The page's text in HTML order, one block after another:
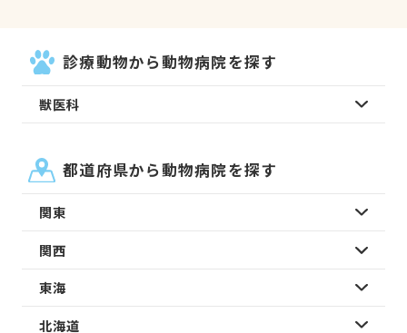
診療動物から動物病院を探す
獣医科
都道府県から動物病院を探す
関東
関西
東海
北海道